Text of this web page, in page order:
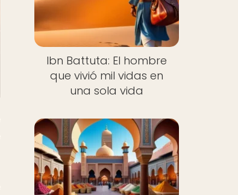
Ibn Battuta: El hombre
que vivió mil vidas en
una sola vida